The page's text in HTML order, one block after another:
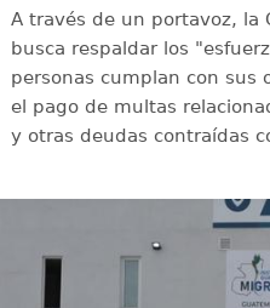
A través de un portavoz, la
busca respaldar los
personas cumplan con sus
el pago de multas
y otras deudas contraídas